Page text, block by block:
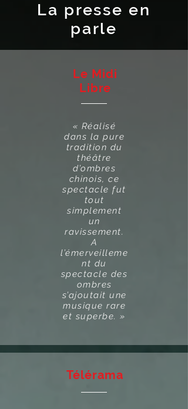
La presse en
parle
Le Midi
Libre
« Réalisé
dans la pure
tradition du
théâtre
d’ombres
chinois, ce
spectacle fut
tout
simplement
un
ravissement.
A
l’émerveilleme
nt du
spectacle des
ombres
s’ajoutait une
musique rare
et superbe. »
Télérama